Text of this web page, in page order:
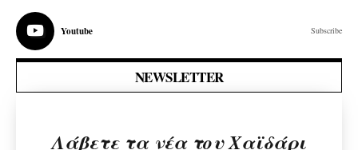
Youtube Subscribe
NEWSLETTER
Λάβετε τα νέα του Χαϊδάρι